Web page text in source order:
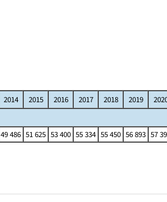
2014 2015 2016 2017 2018 2019
49 486 51 625 53 400 55 334 55 450 56 893 57